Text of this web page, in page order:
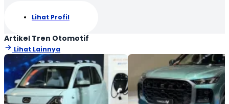
Lihat Profil
Artikel Tren Otomotif
Lihat Lainnya